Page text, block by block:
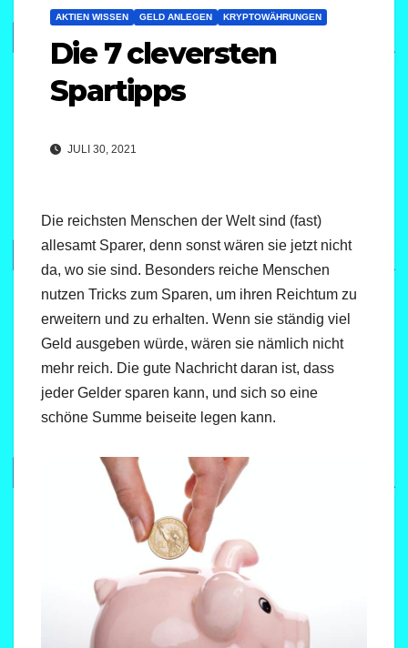
AKTIEN WISSEN GELD ANLEGEN KRYPTOWÄHRUNGEN
Die 7 cleversten
Spartipps
JULI 30, 2021
Die reichsten Menschen der Welt sind (fast)
allesamt Sparer, denn sonst wären sie jetzt nicht
da, wo sie sind. Besonders reiche Menschen
nutzen Tricks zum Sparen, um ihren Reichtum zu
erweitern und zu erhalten. Wenn sie ständig viel
Geld ausgeben würde, wären sie nämlich nicht
mehr reich. Die gute Nachricht daran ist, dass
jeder Gelder sparen kann, und sich so eine
schöne Summe beiseite legen kann.